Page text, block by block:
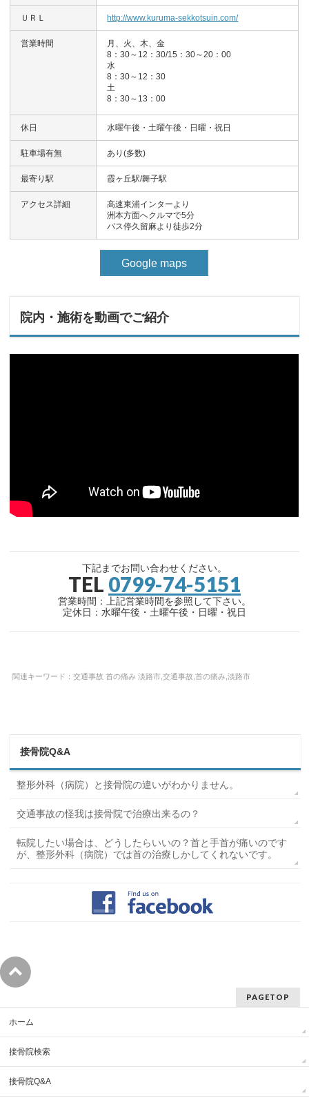
ＵＲＬ http://www.kuruma-sekkotsuin.com/
営業時間
月、火、木、金
8：30～12：30/15：30～20：00
水
8：30～12：30
土
8：30～13：00
休日 水曜午後・土曜午後・日曜・祝日
駐車場有無 あり(多数)
最寄り駅 霞ヶ丘駅/舞子駅
アクセス詳細
高速東浦インターより
洲本方面へクルマで5分
バス停久留麻より徒歩2分
Google maps
院内・施術を動画でご紹介
下記までお問い合わせください。
TEL 0799-74-5151
営業時間：上記営業時間を参照して下さい。
定休日：水曜午後・土曜午後・日曜・祝日
関連キーワード：交通事故 首の痛み 淡路市,交通事故,首の痛み,淡路市
接骨院Q&A
整形外科（病院）と接骨院の違いがわかりません。
交通事故の怪我は接骨院で治療出来るの？
転院したい場合は、どうしたらいいの？首と手首が痛いのです
が、整形外科（病院）では首の治療しかしてくれないです。
PAGETOP
ホーム
接骨院検索
接骨院Q&A